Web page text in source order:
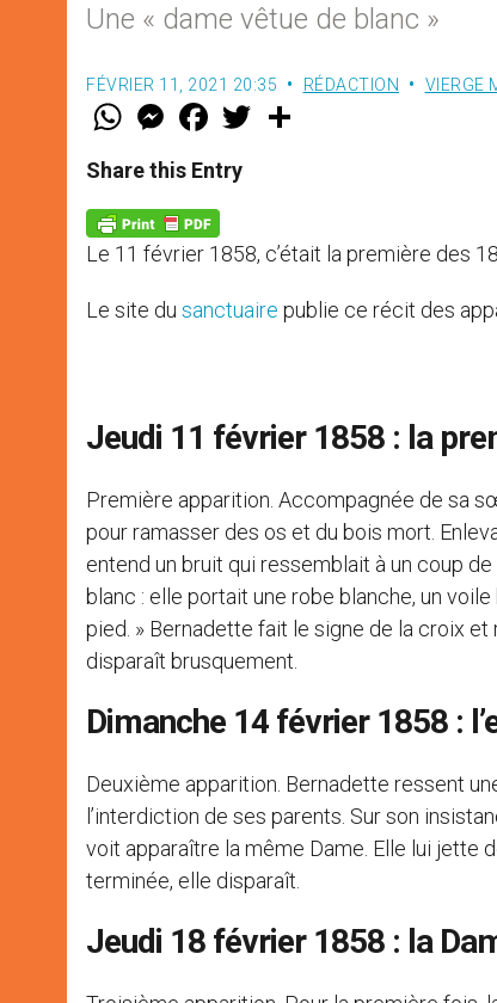
Une « dame vêtue de blanc »
FÉVRIER 11, 2021 20:35 RÉDACTION VIERGE
W
t
s
p
p
M
e
s
e
g
e
r
F
a
e
b
o
k
w
Share this Entry
Le 11 février 1858, c’était la première des
Le site du sanctuaire publie ce récit des
Jeudi 11 février 1858 : la
Première apparition. Accompagnée de sa
pour ramasser des os et du bois mort.
entend un bruit qui ressemblait à un coup
blanc : elle portait une robe blanche, un
pied. » Bernadette fait le signe de la croix
disparaît brusquement.
Dimanche 14 février 1858 :
Deuxième apparition. Bernadette ressent
l’interdiction de ses parents. Sur son
voit apparaître la même Dame. Elle lui jette
terminée, elle disparaît.
Jeudi 18 février 1858 : la